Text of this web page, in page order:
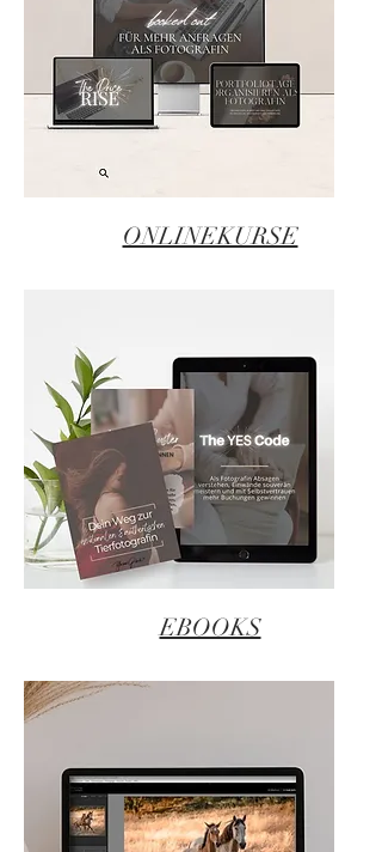
ONLINEKURSE
EBOOKS